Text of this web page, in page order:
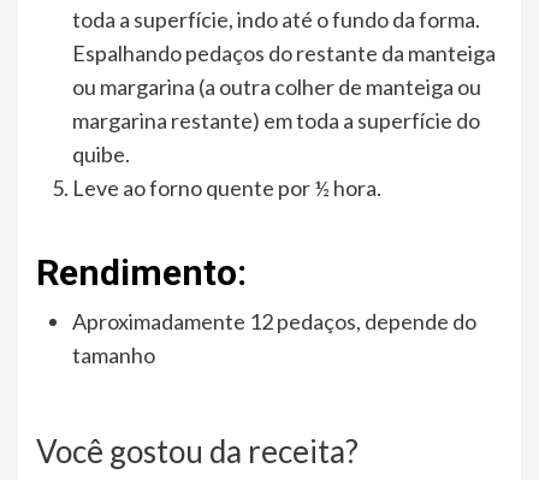
toda a superfície, indo até o fundo da forma.
Espalhando pedaços do restante da manteiga
ou margarina (a outra colher de manteiga ou
margarina restante) em toda a superfície do
quibe.
Leve ao forno quente por ½ hora.
Rendimento:
Aproximadamente 12 pedaços, depende do
tamanho
Você gostou da receita?